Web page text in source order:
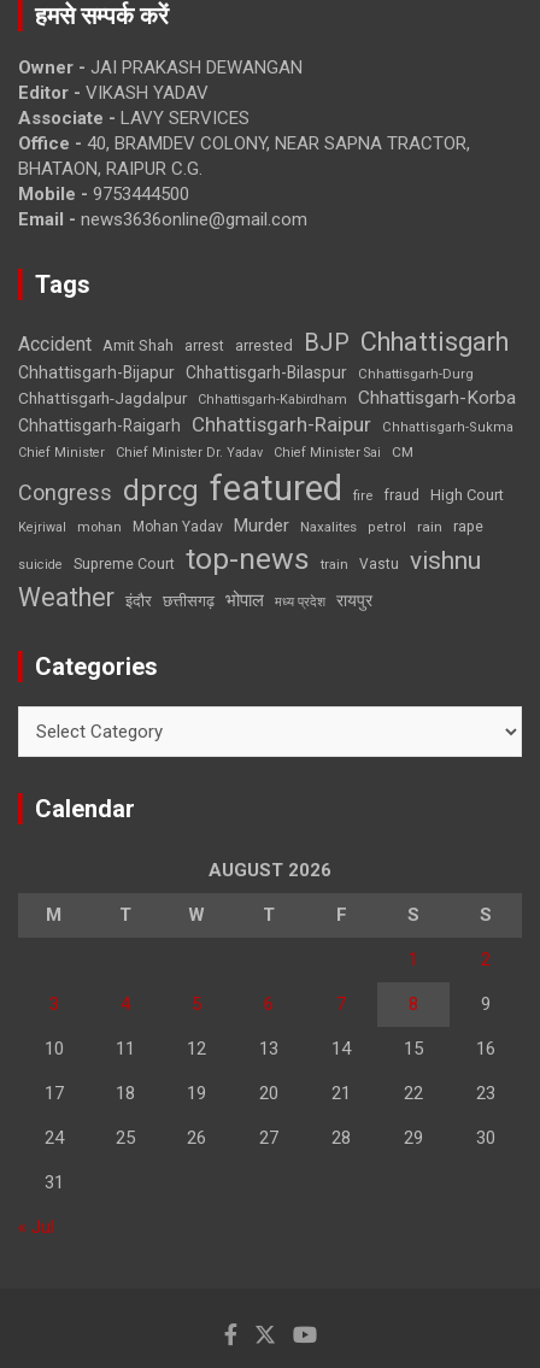
हमसे सम्पर्क करें
Owner - JAI PRAKASH DEWANGAN
Editor - VIKASH YADAV
Associate - LAVY SERVICES
Office - 40, BRAMDEV COLONY, NEAR SAPNA TRACTOR,
BHATAON, RAIPUR C.G.
Mobile - 9753444500
Email - news3636online@gmail.com
Tags
Accident Amit Shah arrest arrested BJP Chhattisgarh
Chhattisgarh-Bijapur Chhattisgarh-Bilaspur Chhattisgarh-Durg
Chhattisgarh-Jagdalpur Chhattisgarh-Kabirdham Chhattisgarh-Korba
Chhattisgarh-Raigarh Chhattisgarh-Raipur
Chhattisgarh-Sukma
Chief Minister
Chief Minister Dr. Yadav Chief Minister Sai CM
Congress dprcg featured fire fraud High Court
Kejriwal mohan Mohan Yadav Murder Naxalites petrol rain rape
suicide Supreme Court top-news train Vastu vishnu
Weather इंदौर छत्तीसगढ़ भोपाल मध्य प्रदेश रायपुर
Categories
Calendar
AUGUST 2026
M T W T F S S
1 2
3 4 5 6 7 8 9
10 11 12 13 14 15 16
17 18 19 20 21 22 23
24 25 26 27 28 29 30
31
« Jul